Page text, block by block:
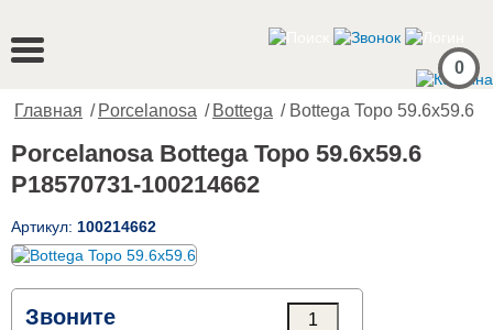
0
Главная / Porcelanosa / Bottega / Bottega Topo 59.6x59.6
Porcelanosa Bottega Topo 59.6x59.6
P18570731-100214662
Артикул: 100214662
Звоните